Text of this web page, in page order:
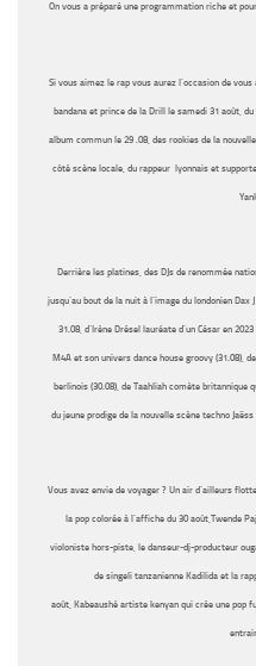
On vous a préparé une programmation riche et
Si vous aimez le rap vous aurez l’occasion de
bandana et prince de la Drill le samedi 31 août, du
album commun le 29 .08, des rookies de la
côté scène locale, du rappeur lyonnais et
Derrière les platines, des DJs de renommée
jusqu’au bout de la nuit à l’image du londonien Dax J
31.08, d’Irène Drésel lauréate d’un César en 2023
M4A et son univers dance house groovy (31.08), de
berlinois (30.08), de Taahliah comète britannique
du jeune prodige de la nouvelle scène techno Jaëss
Vous avez envie de voyager ? Un air d’ailleurs
la pop colorée à l’affiche du 30 août,Twende
violoniste hors-piste, le danseur-dj-producteur
de singeli tanzanienne Kadilida et la
août, Kabeaushé artiste kenyan qui crée une pop